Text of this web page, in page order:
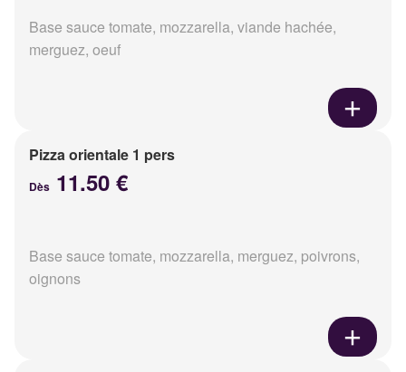
Base sauce tomate, mozzarella, viande hachée,
merguez, oeuf
Pizza orientale 1 pers
Dès 11.50 €
Base sauce tomate, mozzarella, merguez, poivrons,
oignons